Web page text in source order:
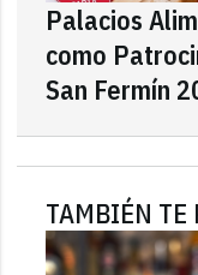
Palacios
como
San Fermín
TAMBIÉN TE